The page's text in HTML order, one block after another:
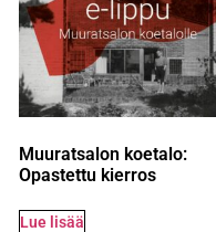
Muuratsalon koetalo:
Opastettu kierros
Lue lisää